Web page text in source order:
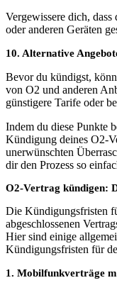
Vergewissere dich,
oder anderen Geräten
10. Alternative
Bevor du kündigst,
von O2 und anderen
günstigere Tarife oder
Indem du diese Punkte
Kündigung deines O2-
unerwünschten
dir den Prozess so
O2-Vertrag kündigen:
Die Kündigungsfristen
abgeschlossenen
Hier sind einige
Kündigungsfristen für
1. Mobilfunkverträge